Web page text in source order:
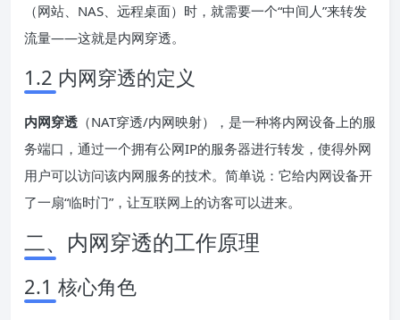
（网站、NAS、远程桌面）时，就需要一个“中间人”来转发
流量——这就是内网穿透。
1.2 内网穿透的定义
内网穿透 （NAT穿透/内网映射），是一种将内网设备上的服
务端口，通过一个拥有公网IP的服务器进行转发，使得外网
用户可以访问该内网服务的技术。简单说：它给内网设备开
了一扇“临时门”，让互联网上的访客可以进来。
二、内网穿透的工作原理
2.1 核心角色